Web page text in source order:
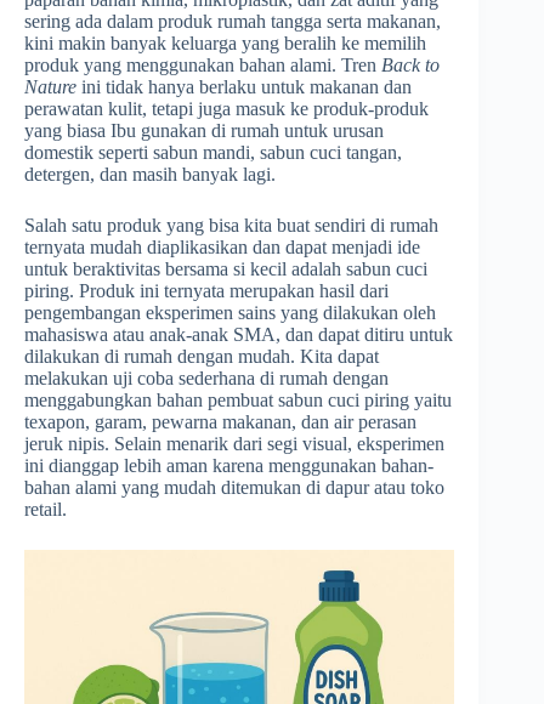
sering ada dalam produk rumah tangga serta makanan,
kini makin banyak keluarga yang beralih ke memilih
produk yang menggunakan bahan alami. Tren Back to
Nature ini tidak hanya berlaku untuk makanan dan
perawatan kulit, tetapi juga masuk ke produk-produk
yang biasa Ibu gunakan di rumah untuk urusan
domestik seperti sabun mandi, sabun cuci tangan,
detergen, dan masih banyak lagi.
Salah satu produk yang bisa kita buat sendiri di rumah
ternyata mudah diaplikasikan dan dapat menjadi ide
untuk beraktivitas bersama si kecil adalah sabun cuci
piring. Produk ini ternyata merupakan hasil dari
pengembangan eksperimen sains yang dilakukan oleh
mahasiswa atau anak-anak SMA, dan dapat ditiru untuk
dilakukan di rumah dengan mudah. Kita dapat
melakukan uji coba sederhana di rumah dengan
menggabungkan bahan pembuat sabun cuci piring yaitu
texapon, garam, pewarna makanan, dan air perasan
jeruk nipis. Selain menarik dari segi visual, eksperimen
ini dianggap lebih aman karena menggunakan bahan-
bahan alami yang mudah ditemukan di dapur atau toko
retail.